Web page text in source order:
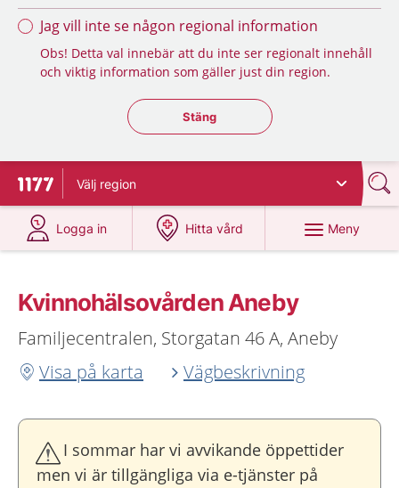
Jag vill inte se någon regional information
Obs! Detta val innebär att du inte ser regionalt innehåll
och viktig information som gäller just din region.
Stäng regionsväljaren
Stäng
Till startsidan för 1177
Välj region
Logga in
på 1177.se
Hitta vård
på 1177.se
Meny
Kvinnohälsovården Aneby
Familjecentralen, Storgatan 46 A, Aneby
Visa på karta
Vägbeskrivning
I sommar har vi avvikande öppettider
men vi är tillgängliga via e-tjänster på